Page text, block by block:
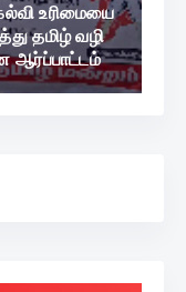
உரிமையை
தமிழ் வழி
ஆர்ப்பாட்டம்